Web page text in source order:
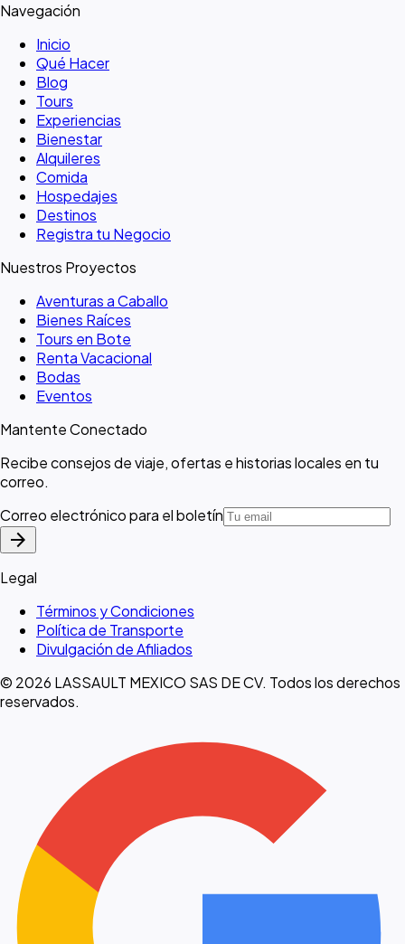
Navegación
Inicio
Qué Hacer
Blog
Tours
Experiencias
Bienestar
Alquileres
Comida
Hospedajes
Destinos
Registra tu Negocio
Nuestros Proyectos
Aventuras a Caballo
Bienes Raíces
Tours en Bote
Renta Vacacional
Bodas
Eventos
Mantente Conectado
Recibe consejos de viaje, ofertas e historias locales en tu
correo.
Correo electrónico para el boletín
arrow_forward
Legal
Términos y Condiciones
Política de Transporte
Divulgación de Afiliados
© 2026 LASSAULT MEXICO SAS DE CV. Todos los derechos
reservados.